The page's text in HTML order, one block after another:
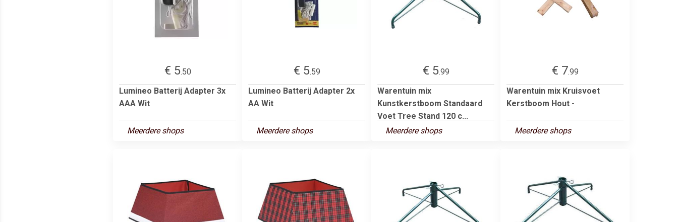
€ 5.50
Lumineo Batterij Adapter 3x
AAA Wit
Meerdere shops
€ 5.59
Lumineo Batterij Adapter 2x
AA Wit
Meerdere shops
€ 5.99
Warentuin mix
Kunstkerstboom Standaard
Voet Tree Stand 120 c...
Meerdere shops
€ 7.99
Warentuin mix Kruisvoet
Kerstboom Hout -
Meerdere shops